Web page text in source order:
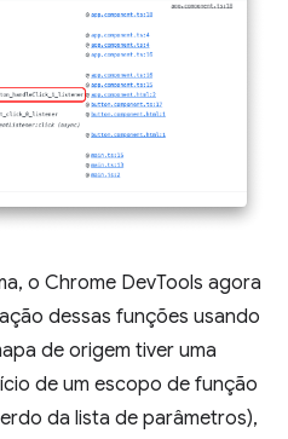
o Chrome DevTools agora
dessas funções usando
de origem tiver uma
de um escopo de função
da lista de parâmetros),